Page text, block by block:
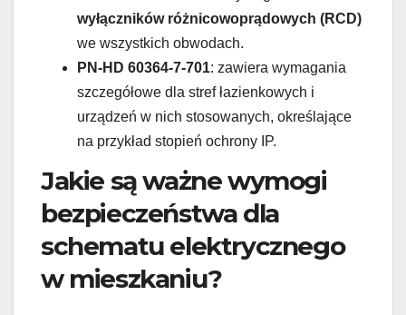
wyłączników różnicowoprądowych (RCD)
we wszystkich obwodach.
PN-HD 60364-7-701: zawiera wymagania
szczegółowe dla stref łazienkowych i
urządzeń w nich stosowanych, określające
na przykład stopień ochrony IP.
Jakie są ważne wymogi
bezpieczeństwa dla
schematu elektrycznego
w mieszkaniu?